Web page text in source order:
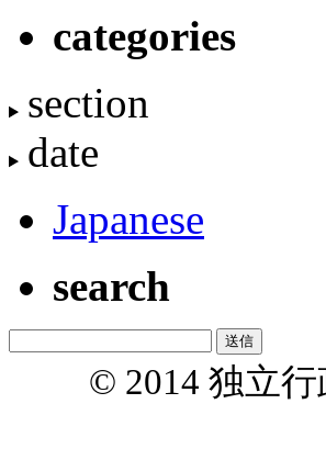
categories
section
date
Japanese
search
© 2014 独立